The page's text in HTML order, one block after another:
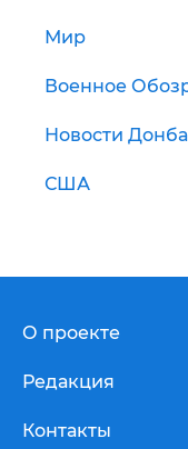
Мир
Военное
Новости
США
О проекте
Редакция
Контакты